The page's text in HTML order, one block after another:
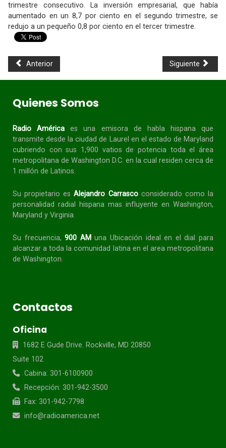
trimestre consecutivo. La inversión empresarial, que había
aumentado en un 8,7 por ciento en el segundo trimestre, se
redujo a un pequeño 0,8 por ciento en el tercer trimestre.
Anterior Siguiente
Quienes Somos
Radio América es una emisora de habla hispanaque
transmite desde la ciudad de Laurel en el estado de Maryland
cubriendo con sus 1,900 vatios de potencia toda el área
metropolitana de Washington D.C. en la cual residen cerca de
1 millón de Latinos.
Su propietario esAlejandro Carrascoconsiderado como la
personalidad radial
hispana mas influyente en Washington,
Maryland y Virginia.
Su frecuencia, 900 AM una Ubicación ideal en el dial para
alcanzar a toda lacomunidad latina en el area metropolitana
de Washington.
Contactos
Oficina
1682 E Gude Drive. Rockville, MD 20850
Suite 102
Cabina: 301-6100900
Recepción: 301-942-3500
Fax: 301-942-7798
info@radioamerica.net